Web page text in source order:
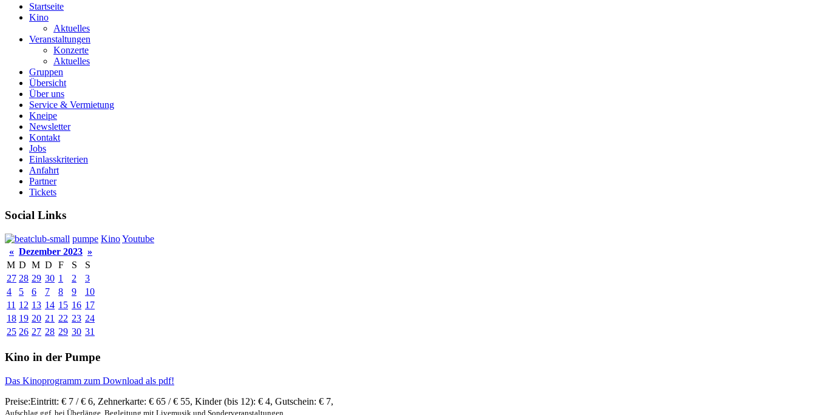
Startseite
Kino
Aktuelles
Veranstaltungen
Konzerte
Aktuelles
Gruppen
Übersicht
Über uns
Service & Vermietung
Kneipe
Newsletter
Kontakt
Jobs
Einlasskriterien
Anfahrt
Partner
Tickets
Social Links
pumpe KinoYoutube
« Dezember 2023 »
M D M D F S
S
27 28 29 30 1 2
3
4
5 6 7 8 9
10
11 12 13 14 15 16 17
18 19 20 21 22 23 24
25 26 27 28 29 30 31
Kino in der Pumpe
Das Kinoprogramm zum Download als pdf!
Preise:Eintritt: € 7 / € 6, Zehnerkarte: € 65 / € 55, Kinder (bis 12): € 4, Gutschein: € 7,
Aufschlag ggf. bei Überlänge, Begleitung mit Livemusik und Sonderveranstaltungen